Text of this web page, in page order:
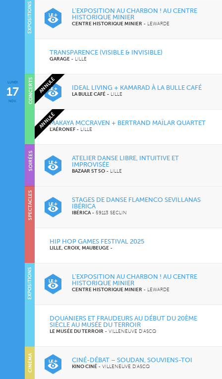
L’EXPOSITION AU CHARBON ! AU CENTRE
HISTORIQUE MINIER
CENTRE HISTORIQUE MINIER - LEWARDE
TRANSPARENCE (VISIBLE & INVISIBLE)
GARAGE - LILLE
EXPOSITIONS
CINÉMA
LUNDI
17
NOV.
ANNULÉ IDEAL LIVING + KAMARAD À LA BULLE CAFÉ
LA BULLE CAFÉ - LILLE
ANNULÉMAKAYA MCCRAVEN + BERTRAND MAÏLAR QUARTET
L'AÉRONEF - LILLE
CONCERTS
ATELIER DANSE LIBRE, INTUITIVE ET
IMPROVISÉE
BAZAAR ST SO - LILLE
SOIRÉES
STAGES DE DANSE FLAMENCO SEVILLANAS
IBÉRICA
IBÉRICA- 59113 SECLIN
HIP HOP GAMES FESTIVAL 2025
LILLE, CROIX, MAUBEUGE -
SPECTACLES
L’EXPOSITION AU CHARBON ! AU CENTRE
HISTORIQUE MINIER
CENTRE HISTORIQUE MINIER - LEWARDE
DOUANIERS ET FRAUDEURS AU DÉBUT DU 20ÈME
SIÈCLE AU MUSÉE DU TERROIR
LE MUSÉE DU TERROIR - VILLENEUVE D'ASCQ
EXPOSITIONS
CINÉ-DÉBAT – SOUDAN, SOUVIENS-TOI
KINO CINÉ - VILLENEUVE D'ASCQ
CINÉMA